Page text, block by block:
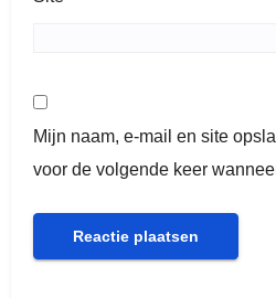
Mijn naam, e-mail en site
voor de volgende keer